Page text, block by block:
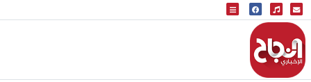
البث المباشر
إذاعة النجاح